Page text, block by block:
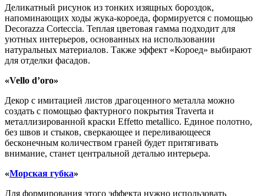
Деликатный рисунок из тонких изящных бороздок,
напоминающих ходы жука-короеда, формируется с помощью
Decorazza Corteccia. Теплая цветовая гамма подходит для
уютных интерьеров, основанных на использовании
натуральных материалов. Также эффект «Короед» выбирают
для отделки фасадов.
«Vello d’oro»
Декор с имитацией листов драгоценного металла можно
создать с помощью фактурного покрытия Traverta и
металлизированной краски Effetto metallico. Единое полотно,
без швов и стыков, сверкающее и переливающееся
бесконечным количеством граней будет притягивать
внимание, станет центральной деталью интерьера.
«Морская губка»
Для формирования этого эффекта нужно использовать